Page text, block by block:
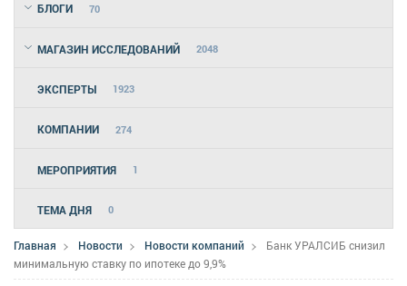
БЛОГИ 70
МАГАЗИН ИССЛЕДОВАНИЙ 2048
ЭКСПЕРТЫ 1923
КОМПАНИИ 274
МЕРОПРИЯТИЯ 1
ТЕМА ДНЯ 0
Главная Новости Новости компаний
Банк УРАЛСИБ снизил
минимальную ставку по ипотеке до 9,9%